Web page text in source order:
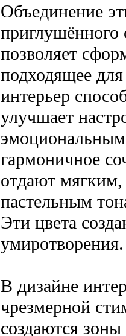
Объединение
приглушённого
позволяет
подходящее
интерьер
улучшает
гармоничное
отдают
пастельным
Эти цвета
умиротворения.
В дизайне
чрезмерной
создаются